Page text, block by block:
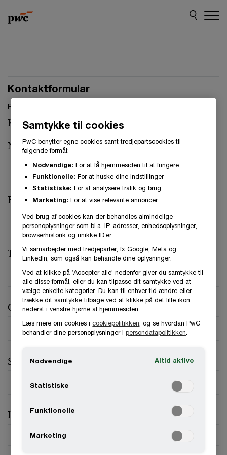
to
content
to
footer
Kontaktformular
Felter, markeret med stjerne, skal udfyldes.(
Kontaktperson:Annette Jensen
Navn*
E-mail*
Telefonnummer
Organisation / Virksomhed
Stilling
Land *
Samtykke til cookies
PwC benytter egne cookies samt tredjepartscookies til
følgende formål:
Nødvendige: For at få hjemmesiden til at fungere
Funktionelle: For at huske dine indstillinger
Statistiske: For at analysere trafik og brug
Marketing: For at vise relevante annoncer
Ved brug af cookies kan der behandles almindelige
personoplysninger som bl.a. IP-adresser, enhedsoplysninger,
browserhistorik og unikke ID’er.
Vi samarbejder med tredjeparter, fx Google, Meta og
LinkedIn, som også kan behandle dine oplysninger.
Ved at klikke på ‘Accepter alle’ nedenfor giver du samtykke til
alle disse formål, eller du kan tilpasse dit samtykke ved at
vælge enkelte kategorier. Du kan til enhver tid ændre eller
trække dit samtykke tilbage ved at klikke på det lille ikon
nederst i venstre hjørne af hjemmesiden.
Læs mere om cookies icookiepolitikken , og se hvordan PwC
behandler dine personoplysninger ipersondatapolitikken
Nødvendige Altid aktive
Statistiske
Funktionelle
Marketing